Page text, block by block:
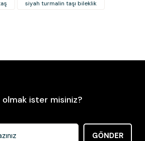
siyah turmalin taşı bileklik
ister misiniz?
GÖNDER